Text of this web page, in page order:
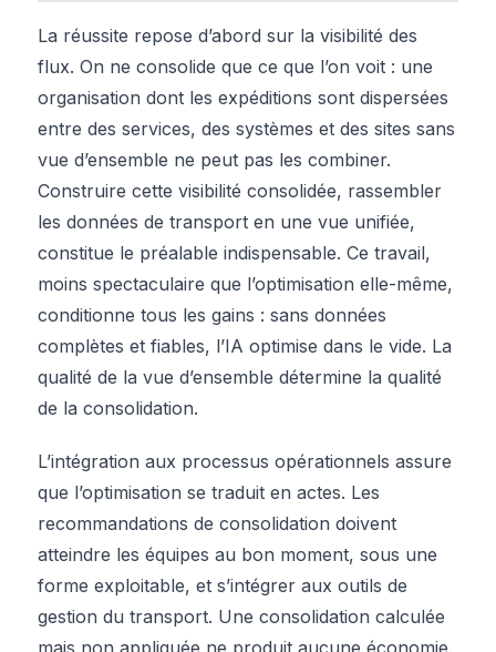
La réussite repose d’abord sur la visibilité des
flux. On ne consolide que ce que l’on voit : une
organisation dont les expéditions sont dispersées
entre des services, des systèmes et des sites sans
vue d’ensemble ne peut pas les combiner.
Construire cette visibilité consolidée, rassembler
les données de transport en une vue unifiée,
constitue le préalable indispensable. Ce travail,
moins spectaculaire que l’optimisation elle-même,
conditionne tous les gains : sans données
complètes et fiables, l’IA optimise dans le vide. La
qualité de la vue d’ensemble détermine la qualité
de la consolidation.
L’intégration aux processus opérationnels assure
que l’optimisation se traduit en actes. Les
recommandations de consolidation doivent
atteindre les équipes au bon moment, sous une
forme exploitable, et s’intégrer aux outils de
gestion du transport. Une consolidation calculée
mais non appliquée ne produit aucune économie.